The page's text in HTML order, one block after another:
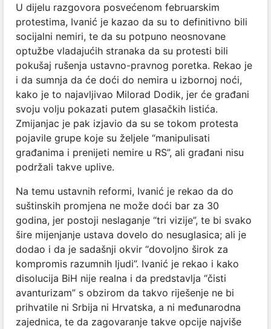
U dijelu razgovora posvećenom februarskim
protestima, Ivanić je kazao da su to definitivno bili
socijalni nemiri, te da su potpuno neosnovane
optužbe vladajućih stranaka da su protesti bili
pokušaj rušenja ustavno-pravnog poretka. Rekao je
i da sumnja da će doći do nemira u izbornoj noći,
kako je to najavljivao Milorad Dodik, jer će građani
svoju volju pokazati putem glasačkih listića.
Zmijanjac je pak izjavio da su se tokom protesta
pojavile grupe koje su željele “manipulisati
građanima i prenijeti nemire u RS”, ali građani nisu
podržali takve uplive.
Na temu ustavnih reformi, Ivanić je rekao da do
suštinskih promjena ne može doći bar za 30
godina, jer postoji neslaganje “tri vizije”, te bi svako
šire mijenjanje ustava dovelo do nesuglasica; ali je
dodao i da je sadašnji okvir “dovoljno širok za
kompromis razumnih ljudi”. Ivanić je rekao i kako
disolucija BiH nije realna i da predstavlja “čisti
avanturizam” s obzirom da takvo riješenje ne bi
prihvatile ni Srbija ni Hrvatska, a ni međunarodna
zajednica, te da zagovaranje takve opcije najviše